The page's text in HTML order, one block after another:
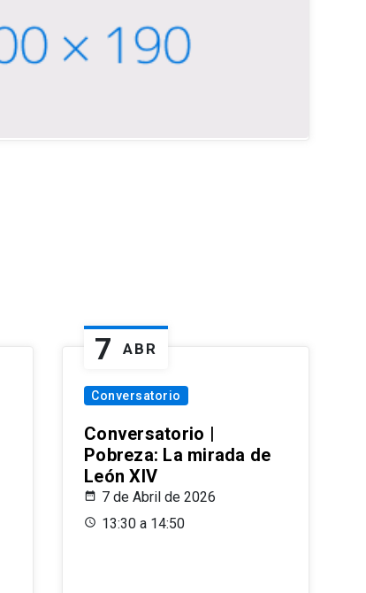
7 ABR
Conversatorio
Conversatorio |
Pobreza: La mirada de
León XIV
7 de Abril de 2026
13:30 a 14:50